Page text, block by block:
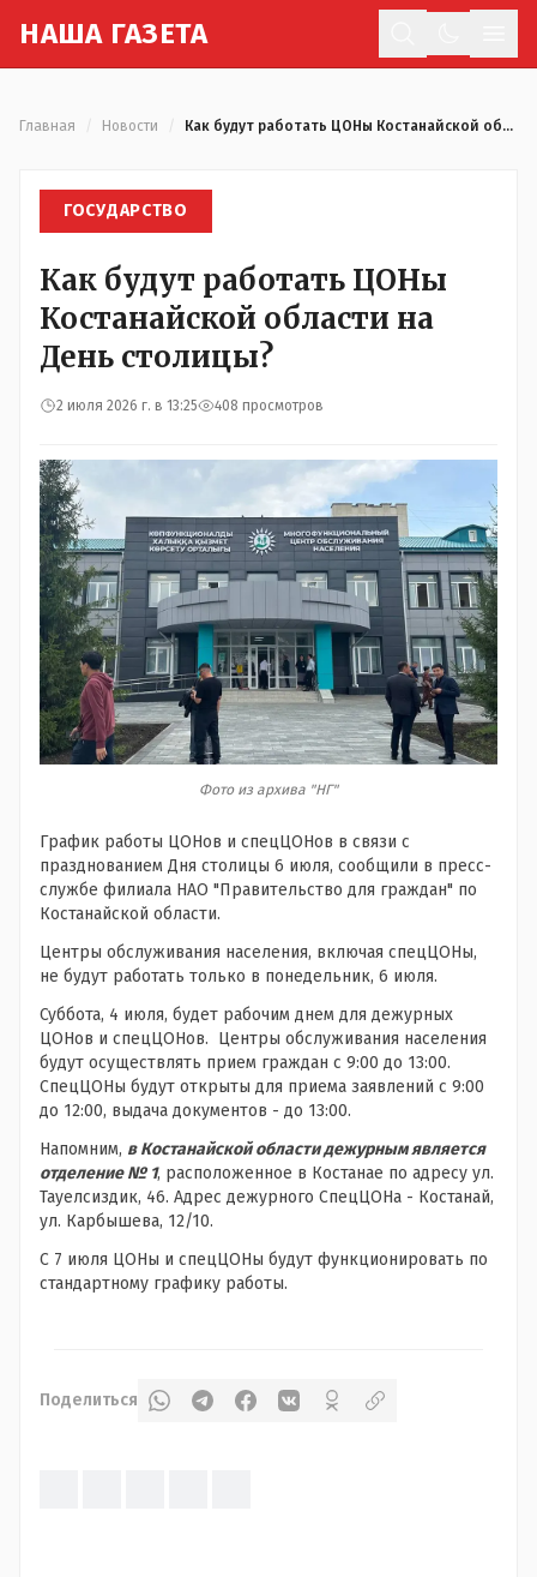
НАША ГАЗЕТА
Главная Новости Как будут работать ЦОНы Костанайской области на День столицы?
ГОСУДАРСТВО
Как будут работать ЦОНы
Костанайской области на
День столицы?
2 июля 2026 г. в 13:25 408 просмотров
Фото из архива "НГ"
График работы ЦОНов и спецЦОНов в связи с
празднованием Дня столицы 6 июля, сообщили в пресс-
службе филиала НАО "Правительство для граждан" по
Костанайской области.
Центры обслуживания населения, включая спецЦОНы,
не будут работать только в понедельник, 6 июля.
Суббота, 4 июля, будет рабочим днем для дежурных
ЦОНов и спецЦОНов. Центры обслуживания населения
будут осуществлять прием граждан с 9:00 до 13:00.
СпецЦОНы будут открыты для приема заявлений с 9:00
до 12:00, выдача документов - до 13:00.
Напомним, в Костанайской области дежурным является
отделение № 1, расположенное в Костанае по адресу ул.
Тауелсиздик, 46. Адрес дежурного СпецЦОНа - Костанай,
ул. Карбышева, 12/10.
С 7 июля ЦОНы и спецЦОНы будут функционировать по
стандартному графику работы.
Поделиться